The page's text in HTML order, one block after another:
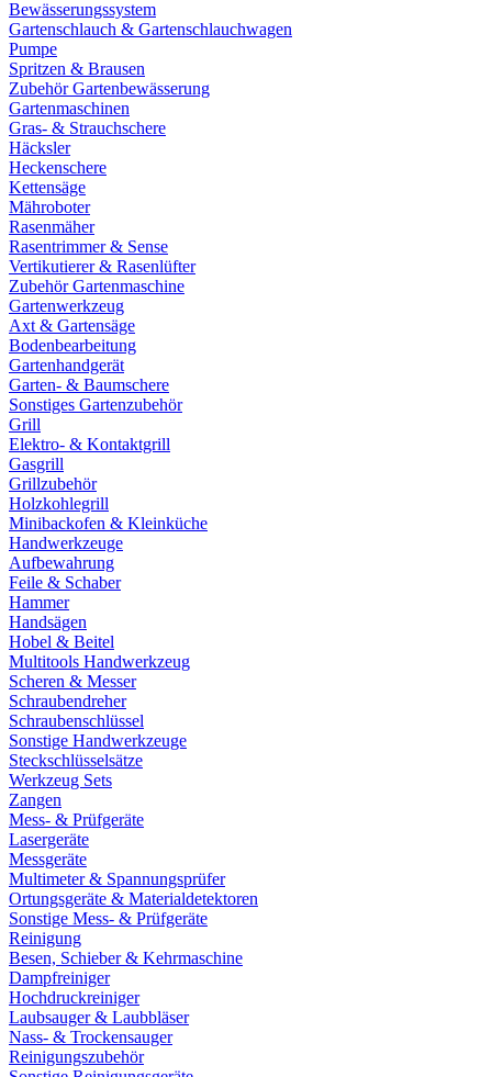
Bewässerungssystem
Gartenschlauch & Gartenschlauchwagen
Pumpe
Spritzen & Brausen
Zubehör Gartenbewässerung
Gartenmaschinen
Gras- & Strauchschere
Häcksler
Heckenschere
Kettensäge
Mähroboter
Rasenmäher
Rasentrimmer & Sense
Vertikutierer & Rasenlüfter
Zubehör Gartenmaschine
Gartenwerkzeug
Axt & Gartensäge
Bodenbearbeitung
Gartenhandgerät
Garten- & Baumschere
Sonstiges Gartenzubehör
Grill
Elektro- & Kontaktgrill
Gasgrill
Grillzubehör
Holzkohlegrill
Minibackofen & Kleinküche
Handwerkzeuge
Aufbewahrung
Feile & Schaber
Hammer
Handsägen
Hobel & Beitel
Multitools Handwerkzeug
Scheren & Messer
Schraubendreher
Schraubenschlüssel
Sonstige Handwerkzeuge
Steckschlüsselsätze
Werkzeug Sets
Zangen
Mess- & Prüfgeräte
Lasergeräte
Messgeräte
Multimeter & Spannungsprüfer
Ortungsgeräte & Materialdetektoren
Sonstige Mess- & Prüfgeräte
Reinigung
Besen, Schieber & Kehrmaschine
Dampfreiniger
Hochdruckreiniger
Laubsauger & Laubbläser
Nass- & Trockensauger
Reinigungszubehör